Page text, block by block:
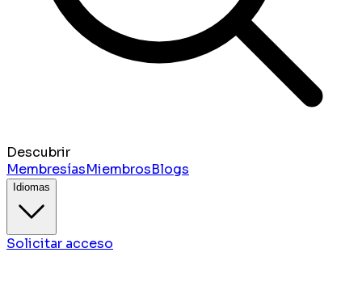
Descubrir
MembresíasMiembrosBlogs
Idiomas
Solicitar acceso